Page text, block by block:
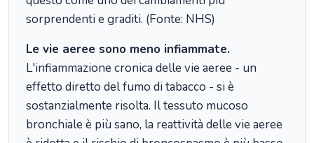
sorprendenti e graditi. (Fonte: NHS)
Le vie aeree sono meno infiammate.
L'infiammazione cronica delle vie aeree - un
effetto diretto del fumo di tabacco - si è
sostanzialmente risolta. Il tessuto mucoso
bronchiale è più sano, la reattività delle vie aeree